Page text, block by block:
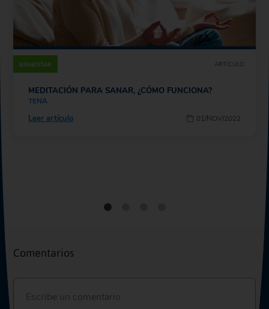
BIENESTAR ARTÍCULO
MEDITACIÓN PARA SANAR, ¿CÓMO FUNCIONA?
TENA
01/NOV/2022
Leer artículo
Comentarios